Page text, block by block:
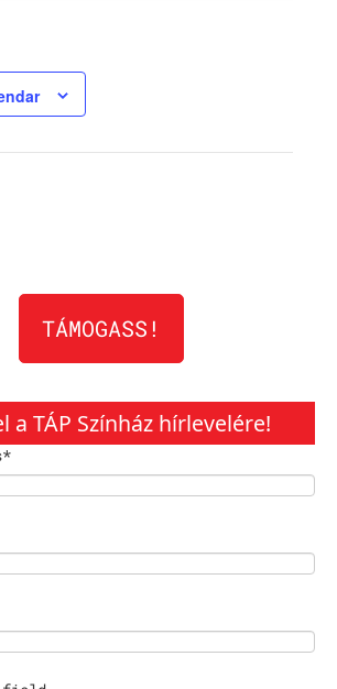
TÁMOGASS!
a TÁP Színház hírlevelére!
*